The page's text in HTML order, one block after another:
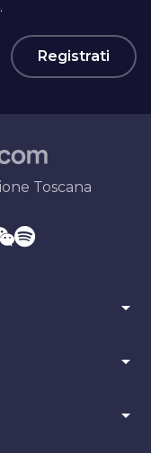
Registrati
Toscana
arrow_drop_down
arrow_drop_down
arrow_drop_down